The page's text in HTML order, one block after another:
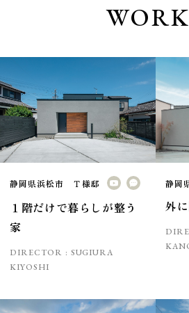
静岡県浜松市 Ｔ様邸
１階だけで暮らしが整う
家
DIRECTOR : SUGIURA
KIYOSHI
静岡
外